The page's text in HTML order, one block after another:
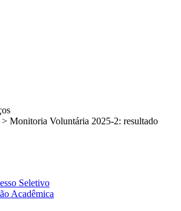
> Monitoria Voluntária 2025-2: resultado
Seletivo
Acadêmica